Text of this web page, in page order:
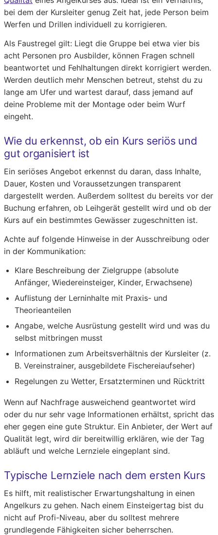
bei dem der Kursleiter genug Zeit hat, jede Person beim
Werfen und Drillen individuell zu korrigieren.
Als Faustregel gilt: Liegt die Gruppe bei etwa vier bis
acht Personen pro Ausbilder, können Fragen schnell
beantwortet und Fehlhaltungen direkt korrigiert werden.
Werden deutlich mehr Menschen betreut, stehst du zu
lange am Ufer und wartest darauf, dass jemand auf
deine Probleme mit der Montage oder beim Wurf
eingeht.
Wie du erkennst, ob ein Kurs seriös und
gut organisiert ist
Ein seriöses Angebot erkennst du daran, dass Inhalte,
Dauer, Kosten und Voraussetzungen transparent
dargestellt werden. Außerdem solltest du bereits vor der
Buchung erfahren, ob Leihgerät gestellt wird und ob der
Kurs auf ein bestimmtes Gewässer zugeschnitten ist.
Achte auf folgende Hinweise in der Ausschreibung oder
in der Kommunikation:
Klare Beschreibung der Zielgruppe (absolute
Anfänger, Wiedereinsteiger, Kinder, Erwachsene)
Auflistung der Lerninhalte mit Praxis- und
Theorieanteilen
Angabe, welche Ausrüstung gestellt wird und was du
selbst mitbringen musst
Informationen zum Arbeitsverhältnis der Kursleiter (z.
B. Vereinstrainer, ausgebildete Fischereiaufseher)
Regelungen zu Wetter, Ersatzterminen und Rücktritt
Wenn auf Nachfrage ausweichend geantwortet wird
oder du nur sehr vage Informationen erhältst, spricht das
eher gegen eine gute Struktur. Ein Anbieter, der Wert auf
Qualität legt, wird dir bereitwillig erklären, wie der Tag
abläuft und welche Lernziele eingeplant sind.
Typische Lernziele nach dem ersten Kurs
Es hilft, mit realistischer Erwartungshaltung in einen
Angelkurs zu gehen. Nach einem Einsteigertag bist du
nicht auf Profi-Niveau, aber du solltest mehrere
grundlegende Fähigkeiten sicher beherrschen.